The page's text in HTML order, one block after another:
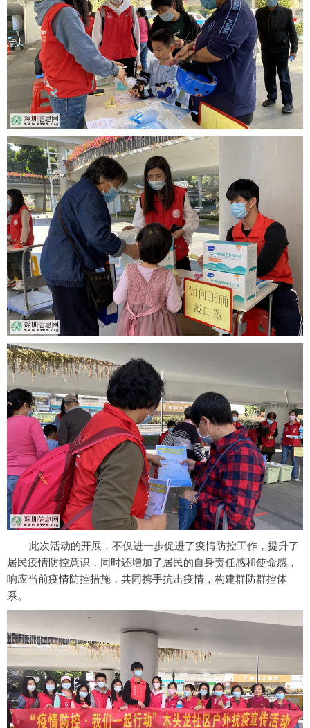
此次活动的开展，不仅进一步促进了疫情防控工作，提升了
居民疫情防控意识，同时还增加了居民的自身责任感和使命感，
响应当前疫情防控措施，共同携手抗击疫情，构建群防群控体
系。